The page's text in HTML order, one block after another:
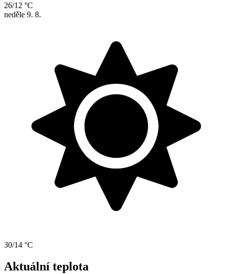
26/12 °C
neděle 9. 8.
30/14 °C
Aktuální teplota